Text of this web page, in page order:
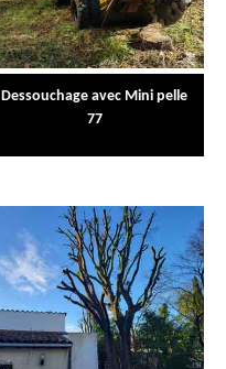
Dessouchage avec Mini pelle
77